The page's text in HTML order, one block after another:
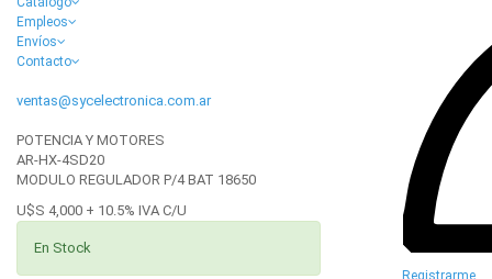
Registrarme
Empleos
Envíos
Contacto
ventas@sycelectronica.com.ar
POTENCIA Y MOTORES
AR-HX-4SD20
MODULO REGULADOR P/4 BAT 18650
U$S 4,000 + 10.5% IVA C/U
En Stock